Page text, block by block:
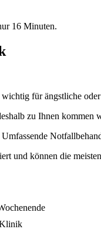
16 Minuten.
für ängstliche
zu Ihnen
und können die
Klinik